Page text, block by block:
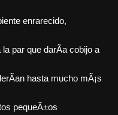
enrarecido,
par que darÃ­a cobijo a
hasta mucho mÃ¡s
pequeÃ±os